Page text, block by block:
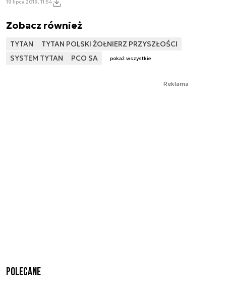
19 lipca 2019, 11:54
Zobacz również
TYTAN
TYTAN POLSKI ŻOŁNIERZ PRZYSZŁOŚCI
SYSTEM TYTAN
PCO SA pokaż wszystkie
Reklama
Polecane